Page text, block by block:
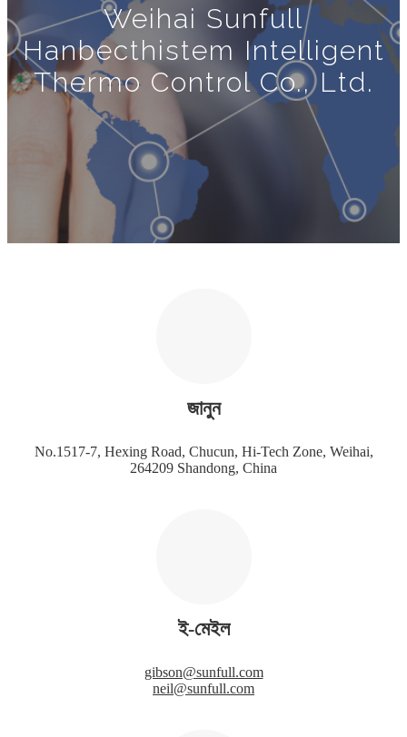
Weihai Sunfull
Hanbecthistem Intelligent
Thermo Control Co., Ltd.
জানুন
No.1517-7, Hexing Road, Chucun, Hi-Tech Zone, Weihai,
264209 Shandong, China
ই-মেইল
gibson@sunfull.com
neil@sunfull.com